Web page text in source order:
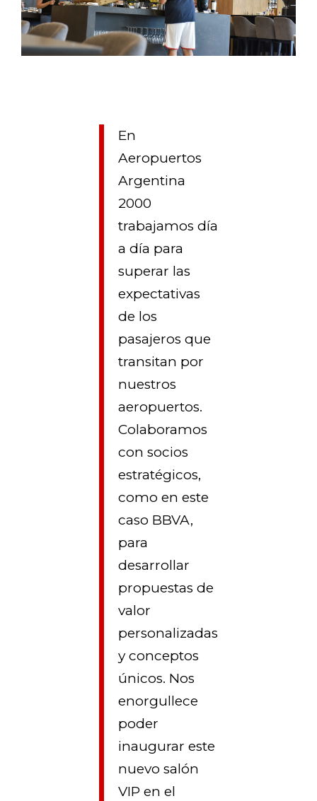
En
Aeropuertos
Argentina
2000
trabajamos día
a día para
superar las
expectativas
de los
pasajeros que
transitan por
nuestros
aeropuertos.
Colaboramos
con socios
estratégicos,
como en este
caso BBVA,
para
desarrollar
propuestas de
valor
personalizadas
y conceptos
únicos. Nos
enorgullece
poder
inaugurar este
nuevo salón
VIP en el